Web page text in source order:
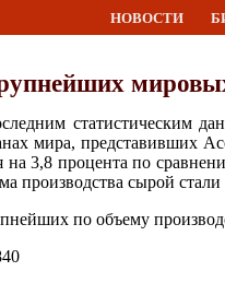
НОВОСТИ
статистическим
мира, представивших
на 3,8 процента по
производства сырой
по объему